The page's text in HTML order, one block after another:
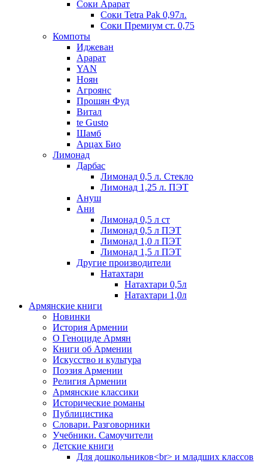
Соки Арарат
Соки Tetra Pak 0,97л.
Соки Премиум ст. 0,75
Компоты
Иджеван
Арарат
YAN
Ноян
Агроянс
Прошян Фуд
Витал
te Gusto
Шамб
Арцах Био
Лимонад
Дарбас
Лимонад 0,5 л. Стекло
Лимонад 1,25 л. ПЭТ
Ануш
Ани
Лимонад 0,5 л ст
Лимонад 0,5 л ПЭТ
Лимонад 1,0 л ПЭТ
Лимонад 1,5 л ПЭТ
Другие производители
Натахтари
Натахтари 0,5л
Натахтари 1,0л
Армянские книги
Новинки
История Армении
О Геноциде Армян
Книги об Армении
Иcкусство и культура
Поэзия Армении
Религия Армении
Армянские классики
Исторические романы
Публицистика
Словари. Разговорники
Учебники. Самоучители
Детские книги
Для дошкольников<br> и младших классов